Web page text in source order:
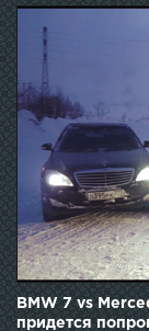
BMW 7 vs
придется